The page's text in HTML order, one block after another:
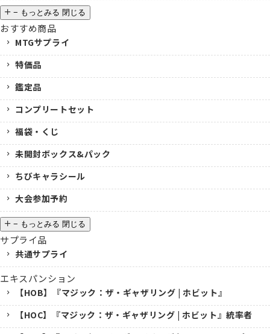
− もっとみる 閉じる
おすすめ商品
MTGサプライ
特価品
鑑定品
コンプリートセット
福袋・くじ
未開封ボックス&パック
ちびキャラシール
大会参加予約
− もっとみる 閉じる
サプライ品
共通サプライ
エキスパンション
【HOB】『マジック：ザ・ギャザリング | ホビット』
【HOC】『マジック：ザ・ギャザリング | ホビット』統率者